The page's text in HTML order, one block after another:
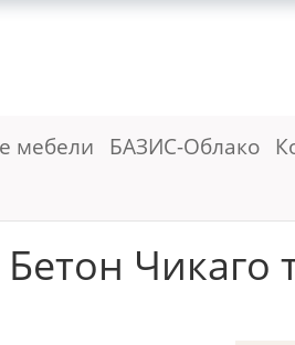
мебели БАЗИС-Облако
Чикаго